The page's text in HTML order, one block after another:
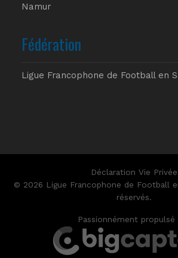
Namur
Fédération
Ligue Francophone de Football en
Déclaration Vie Privée
© 2026 Ligue Francophone de Football
réservés.
Passionnément propulsé